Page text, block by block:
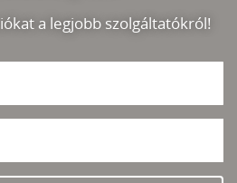
a legjobb szolgáltatókról!